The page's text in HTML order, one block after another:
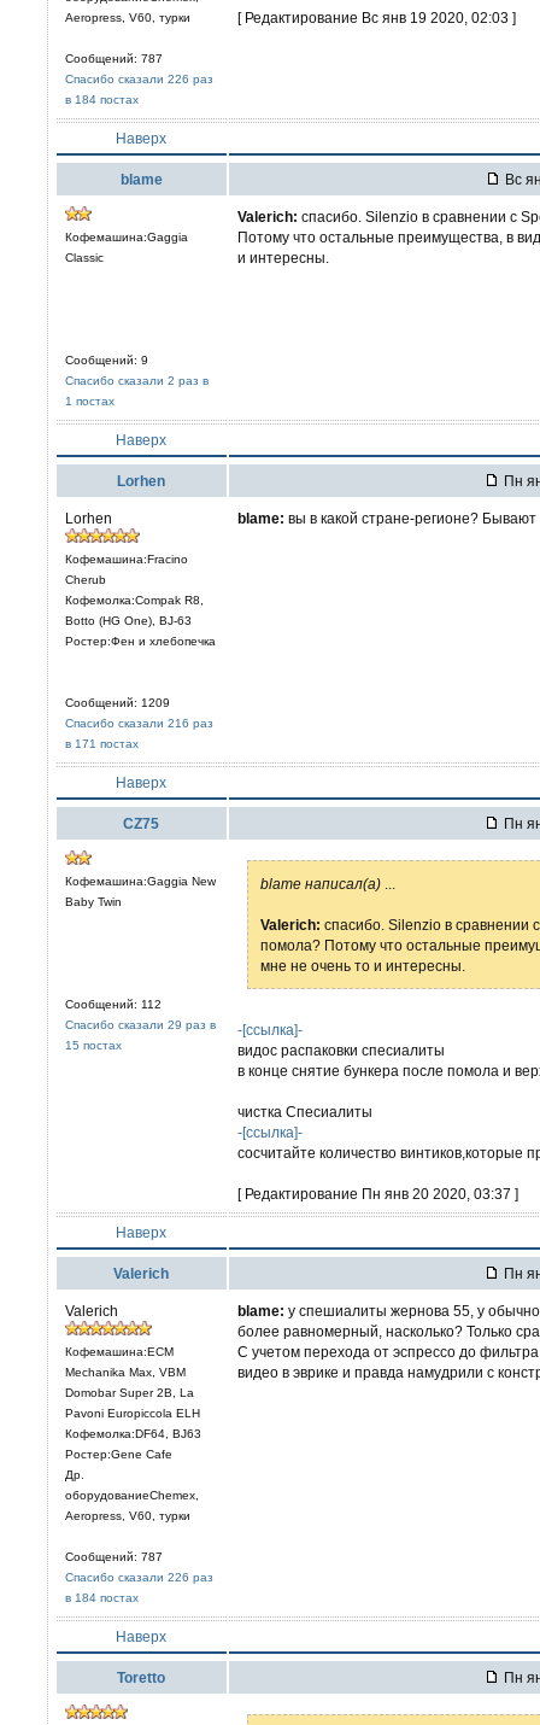
Aeropress, V60, турки
Сообщений: 787
Спасибо сказали 226 раз
в 184 постах
[ Редактирование Вс янв 19 2020, 02:03 ]
Наверх
blame Вс
Кофемашина:Gaggia
Classic
Сообщений: 9
Спасибо сказали 2 раз в
1 постах
Valerich: спасибо. Silenzio в сравнении с
Потому что остальные преимущества, в
и интересны.
Наверх
Lorhen Пн
Lorhen
Кофемашина:Fracino
Cherub
Кофемолка:Compak R8,
Botto (HG One), BJ-63
Ростер:Фен и хлебопечка
Сообщений: 1209
Спасибо сказали 216 раз
в 171 постах
blame: вы в какой стране-регионе?
Наверх
CZ75 Пн
Кофемашина:Gaggia New
Baby Twin
Сообщений: 112
Спасибо сказали 29 раз в
15 постах
blame написал(а)
Valerich: спасибо. Silenzio в сравнении
помола? Потому что остальные
мне не очень то и интересны.
-[ссылка]-
видос распаковки спесиалиты
в конце снятие бункера после помола и
чистка Спесиалиты
-[ссылка]-
сосчитайте количество винтиков,которые
[ Редактирование Пн янв 20 2020, 03:37 ]
Наверх
Valerich Пн
Valerich
Кофемашина:ECM
Mechanika Max, VBM
Domobar Super 2B, La
Pavoni Europiccola ELH
Кофемолка:DF64, BJ63
Ростер:Gene Cafe
Др.
оборудованиеChemex,
Aeropress, V60, турки
Сообщений: 787
Спасибо сказали 226 раз
в 184 постах
blame: у спешиалиты жернова 55, у
более равномерный, насколько? Только
С учетом перехода от эспрессо до
видео в эврике и правда намудрили с
Наверх
Toretto Пн